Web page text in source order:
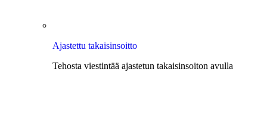
Ajastettu takaisinsoitto
Tehosta viestintää ajastetun takaisinsoiton avulla